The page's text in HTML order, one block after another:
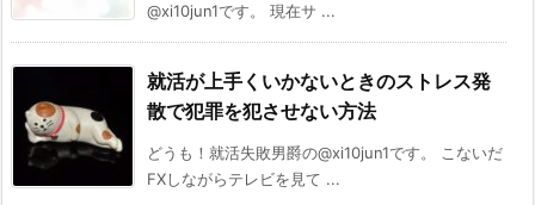
@xi10jun1です。 現在サ ...
就活が上手くいかないときのストレス発
散で犯罪を犯させない方法
どうも！就活失敗男爵の@xi10jun1です。 こないだ
FXしながらテレビを見て ...